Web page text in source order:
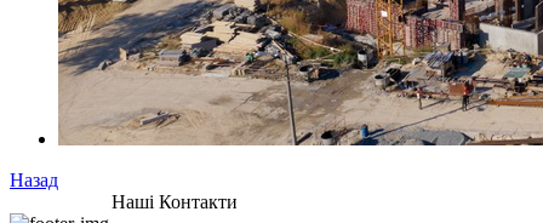
Назад
Наші Контакти